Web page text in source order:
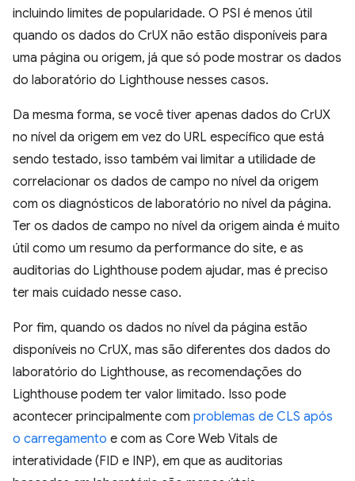
incluindo limites de popularidade. O PSI é menos útil
quando os dados do CrUX não estão disponíveis para
uma página ou origem, já que só pode mostrar os dados
do laboratório do Lighthouse nesses casos.
Da mesma forma, se você tiver apenas dados do CrUX
no nível da origem em vez do URL específico que está
sendo testado, isso também vai limitar a utilidade de
correlacionar os dados de campo no nível da origem
com os diagnósticos de laboratório no nível da página.
Ter os dados de campo no nível da origem ainda é muito
útil como um resumo da performance do site, e as
auditorias do Lighthouse podem ajudar, mas é preciso
ter mais cuidado nesse caso.
Por fim, quando os dados no nível da página estão
disponíveis no CrUX, mas são diferentes dos dados do
laboratório do Lighthouse, as recomendações do
Lighthouse podem ter valor limitado. Isso pode
acontecer principalmente com problemas de CLS após
o carregamento e com as Core Web Vitals de
interatividade (FID e INP), em que as auditorias